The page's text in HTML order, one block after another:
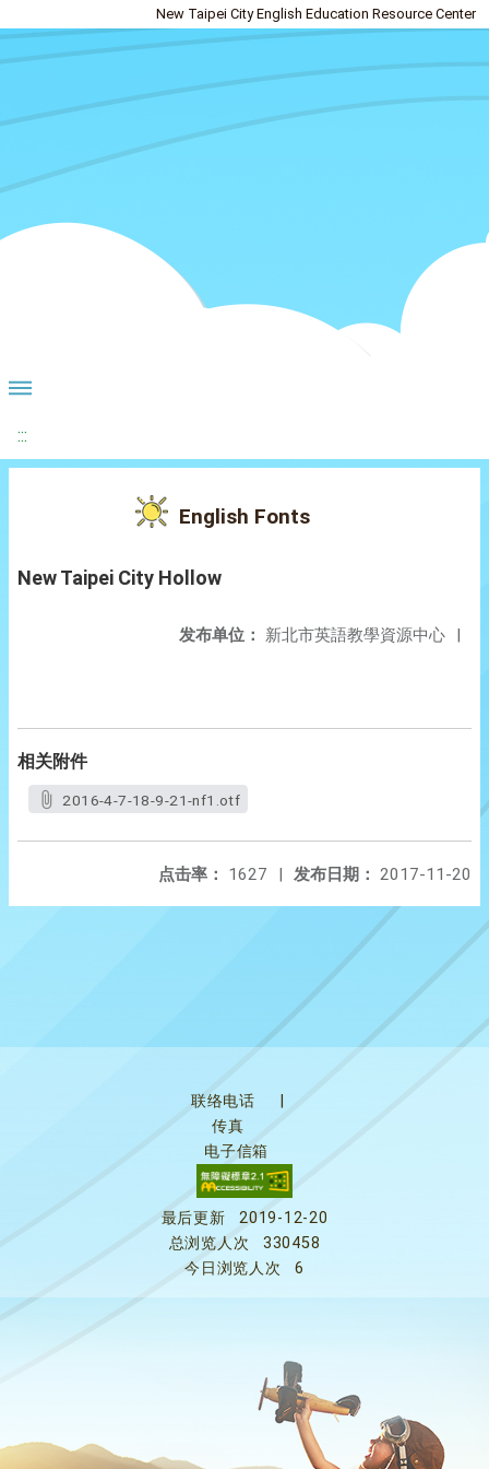
New Taipei City English Education Resource Center
:::
English Fonts
New Taipei City Hollow
发布单位： 新北市英語教學資源中心 |
相关附件
2016-4-7-18-9-21-nf1.otf
发布日期： 2017-11-20
点击率： 1627 |
联络电话
传真
电子信箱
最后更新
2019-12-20
总浏览人次
330458
今日浏览人次
6